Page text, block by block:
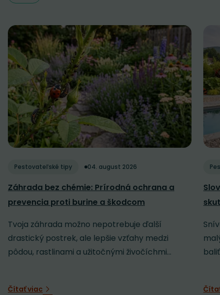
Pestovateľské tipy 04. august 2026
Záhrada bez chémie: Prírodná ochrana a
prevencia proti burine a škodcom
Tvoja záhrada možno nepotrebuje ďalší
drastický postrek, ale lepšie vzťahy medzi
pôdou, rastlinami a užitočnými živočíchmi...
Čítať viac